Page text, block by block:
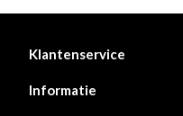
Klantenservice
Informatie